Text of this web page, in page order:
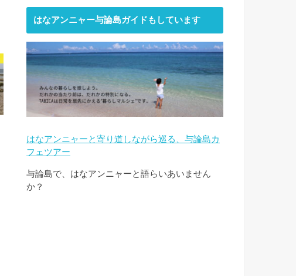
はなアンニャー与論島ガイドもしています
はなアンニャーと寄り道しながら巡る、与論島カ
フェツアー
与論島で、はなアンニャーと語らいあいません
か？